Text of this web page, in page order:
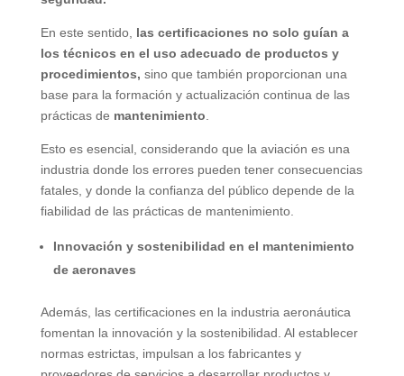
En este sentido, las certificaciones no solo guían a
los técnicos en el uso adecuado de productos y
procedimientos, sino que también proporcionan una
base para la formación y actualización continua de las
prácticas de mantenimiento
Esto es esencial, considerando que la aviación es una
industria donde los errores pueden tener consecuencias
fatales, y donde la confianza del público depende de la
fiabilidad de las prácticas de mantenimiento.
Innovación y sostenibilidad en el mantenimiento
de aeronaves
Además, las certificaciones en la industria aeronáutica
fomentan la innovación y la sostenibilidad. Al establecer
normas estrictas, impulsan a los fabricantes y